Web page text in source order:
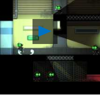
Stealth
Inc
2:
A
Game
of
Clones
kommt